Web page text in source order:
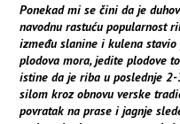
Ponekad mi se čini da je
navodnu rastuću popularnost
između slanine i kulena
plodova mora, jedite plodove
istine da je riba u poslednje
silom kroz obnovu verske
povratak na prase i jagnje